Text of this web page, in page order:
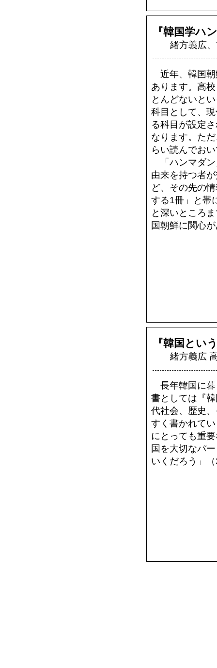
『韓国学ハ
緒方義広
近年、韓国朝
あります。高
とんどないと
科目として、
る科目が設定
なります。た
らい読んでお
「ハンマダン
由来を持つ者
ど、その先の
する1冊」と帯
と深いところ
国朝鮮に関心
『韓国とい
緒方義広
長年韓国に暮
書としては『
代社会、歴史
すく書かれて
にとっても重
国を大切なパ
いくだろう」